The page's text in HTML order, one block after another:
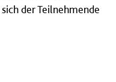
der Teilnehmende